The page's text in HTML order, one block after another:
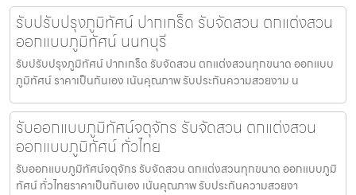
รับปรับปรุงภูมิทัศน์ ปากเกร็ด รับจัดสวน ตกแต่งสวน
ออกแบบภูมิทัศน์ นนทบุรี
รับปรับปรุงภูมิทัศน์ ปากเกร็ด รับจัดสวน ตกแต่งสวนทุกขนาด ออกแบบ
ภูมิทัศน์ ราคาเป็นกันเอง เน้นคุณภาพ รับประกันความสวยงาม น
รับออกแบบภูมิทัศน์จตุจักร รับจัดสวน ตกแต่งสวน
ออกแบบภูมิทัศน์ ทั่วไทย
รับออกแบบภูมิทัศน์จตุจักร รับจัดสวน ตกแต่งสวนทุกขนาด ออกแบบภูมิ
ทัศน์ ทั่วไทยราคาเป็นกันเอง เน้นคุณภาพ รับประกันความสวยงา